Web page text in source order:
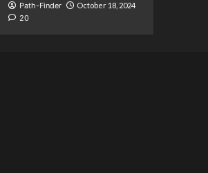
Path-Finder October 18, 2024
20